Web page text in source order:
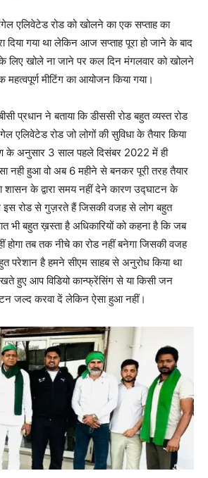
एलिवेटेड रोड को खोलने का एक सप्ताह का
दिया गया था लेकिन आज सप्ताह पूरा हो जाने के बाद
लिए खोले ना जाने पर कल दिन मंगलवार को खोलने
मीटिंग का आयोजन किया गया।
प्रधान ने बताया कि डीससी रोड बहुत व्यस्त रोड
एलिवेटेड रोड जो लोगों की सुविधा के तैयार किया
के अनुसार 3 साल पहले दिसंबर 2022 में ही
नही हुआ वो अब 6 महीने से बनकर पूरी तरह तैयार
के द्वारा समय नहीं देने कारण उद्घाटन के
इस रोड से गुज़रते हैं जिसकी वजह से लोग बहुत
भी बहुत ख़स्ता है अधिकारियों को कहना है कि जब
होगा तब तक नीचे का रोड नहीं बनेगा जिसकी वजह
परेशान है हमने सीएम साहब से अनुरोध किया था
हुए आप विडियो कान्फ्रेंसिंग से या किसी जन
जल्द करवा दें लेकिन ऐसा हुआ नहीं।